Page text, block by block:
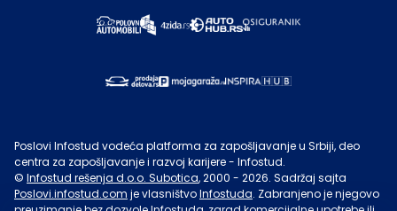
Poslovi Infostud vodeća platforma za zapošljavanje u Srbiji, deo
centra za zapošljavanje i razvoj karijere - Infostud.
© Infostud rešenja d.o.o. Subotica, 2000 - 2026. Sadržaj sajta
Poslovi.infostud.com je vlasništvoInfostuda. Zabranjeno je njegovo